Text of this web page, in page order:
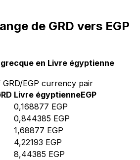
de GRD vers EGP
en Livre égyptienne
EGP currency pair
Livre égyptienneEGP
0,168877 EGP
0,844385 EGP
1,68877 EGP
4,22193 EGP
8,44385 EGP